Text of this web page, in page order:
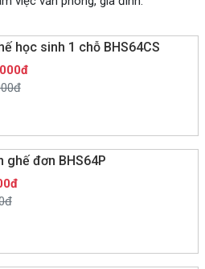
học sinh 1 chỗ BHS64CS
ghế đơn BHS64P